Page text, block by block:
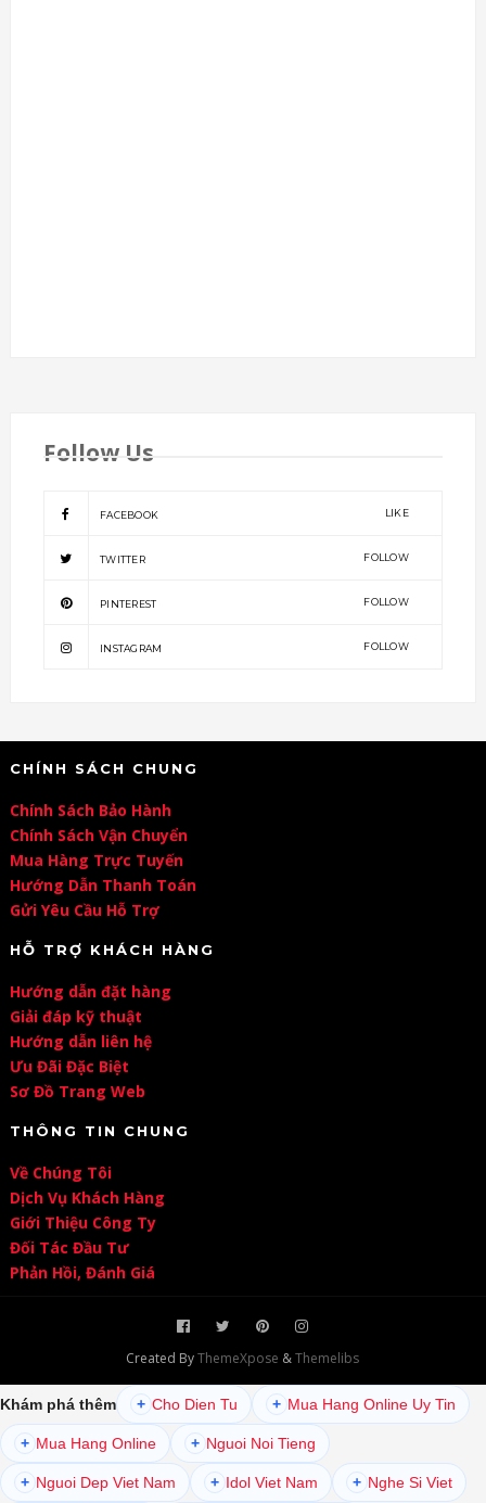
Follow Us
FACEBOOK LIKE
TWITTER FOLLOW
PINTEREST FOLLOW
INSTAGRAM FOLLOW
CHÍNH SÁCH CHUNG
Chính Sách Bảo Hành
Chính Sách Vận Chuyển
Mua Hàng Trực Tuyến
Hướng Dẫn Thanh Toán
Gửi Yêu Cầu Hỗ Trợ
HỖ TRỢ KHÁCH HÀNG
Hướng dẫn đặt hàng
Giải đáp kỹ thuật
Hướng dẫn liên hệ
Ưu Đãi Đặc Biệt
Sơ Đồ Trang Web
THÔNG TIN CHUNG
Về Chúng Tôi
Dịch Vụ Khách Hàng
Giới Thiệu Công Ty
Đối Tác Đầu Tư
Phản Hồi, Đánh Giá
Created ByThemeXpose &Themelibs
Khám phá thêm + Cho Dien Tu + Mua Hang Online Uy Tin
+ Mua Hang Online + Nguoi Noi Tieng
+ Nguoi Dep Viet Nam + Idol Viet Nam + Nghe Si Viet